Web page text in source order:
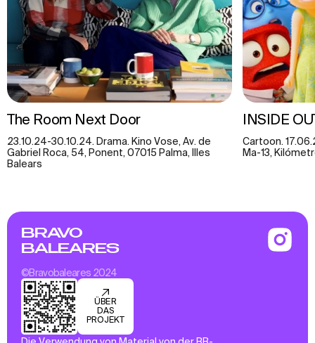
The Room Next Door
23.10.24-30.10.24. Drama. Kino Vose, Av. de
Gabriel Roca, 54, Ponent, 07015 Palma, Illes
Balears
INSIDE
Cartoon.
Ma-13,
BRAVO
BALEARES
©Bravobaleares 2024
ÜBER
DAS
PROJEKT